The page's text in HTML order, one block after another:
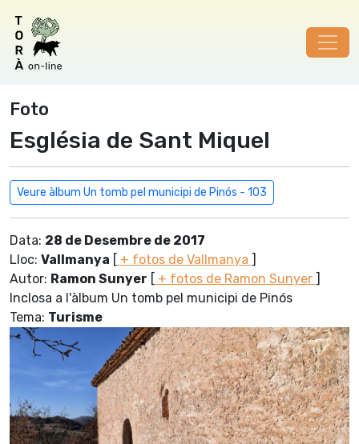
Foto
Església de Sant Miquel
Veure àlbum Un tomb pel municipi de Pinós - 103
Data: 28 de Desembre de 2017
Lloc: Vallmanya [ + fotos de Vallmanya ]
Autor: Ramon Sunyer [ + fotos de Ramon Sunyer ]
Inclosa a l'àlbum Un tomb pel municipi de Pinós
Tema: Turisme